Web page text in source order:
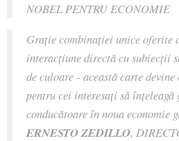
NOBEL PENTRU ECONOMIE
Graţie combinaţiei unice oferite
interacţiune directă cu subiecţii
de culoare - această carte
pentru cei interesaţi să înţeleagă
conducătoare în noua economie
ERNESTO ZEDILLO,